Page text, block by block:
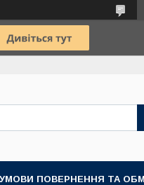
УМОВИ ПОВЕРНЕННЯ ТА